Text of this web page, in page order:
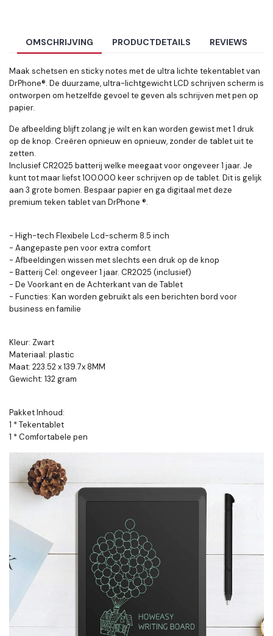
OMSCHRIJVING PRODUCTDETAILS REVIEWS
Maak schetsen en sticky notes met de ultra lichte tekentablet van
DrPhone®. De duurzame, ultra-lichtgewicht LCD schrijven scherm is
ontworpen om hetzelfde gevoel te geven als schrijven met pen op
papier.
De afbeelding blijft zolang je wilt en kan worden gewist met 1 druk
op de knop. Creëren opnieuw en opnieuw, zonder de tablet uit te
zetten.
Inclusief CR2025 batterij welke meegaat voor ongeveer 1 jaar. Je
kunt tot maar liefst 100.000 keer schrijven op de tablet. Dit is gelijk
aan 3 grote bomen. Bespaar papier en ga digitaal met deze
premium teken tablet van DrPhone ®.
- High-tech Flexibele Lcd-scherm 8.5 inch
- Aangepaste pen voor extra comfort
- Afbeeldingen wissen met slechts een druk op de knop
- Batterij Cel: ongeveer 1 jaar. CR2025 (inclusief)
- De Voorkant en de Achterkant van de Tablet
- Functies: Kan worden gebruikt als een berichten bord voor
business en familie
Kleur: Zwart
Materiaal: plastic
Maat: 223.52 x 139.7x 8MM
Gewicht: 132 gram
Pakket Inhoud:
1 * Tekentablet
1 * Comfortabele pen